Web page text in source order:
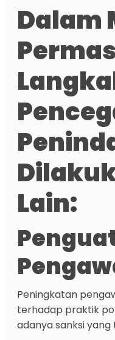
Dalam
Lain:
Peningkatan
terhadap praktik
adanya sanksi